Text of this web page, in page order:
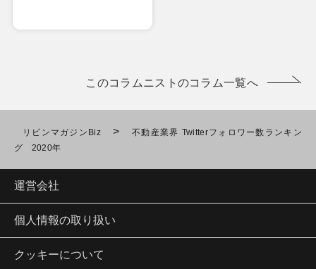
このコラムニストのコラム一覧へ
リビンマガジンBiz >
不動産業界 Twitterフォロワー数ランキン
グ 2020年
運営会社
個人情報の取り扱い
クッキーについて